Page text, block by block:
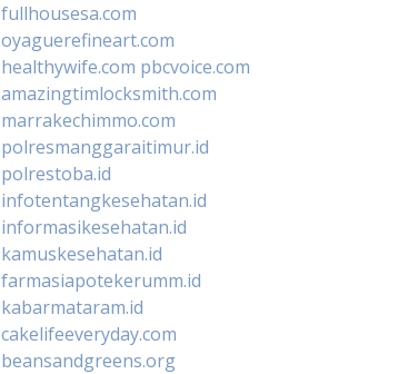
fullhousesa.com
oyaguerefineart.com
healthywife.com pbcvoice.com
amazingtimlocksmith.com
marrakechimmo.com
polresmanggaraitimur.id
polrestoba.id
infotentangkesehatan.id
informasikesehatan.id
kamuskesehatan.id
farmasiapotekerumm.id
kabarmataram.id
cakelifeeveryday.com
beansandgreens.org